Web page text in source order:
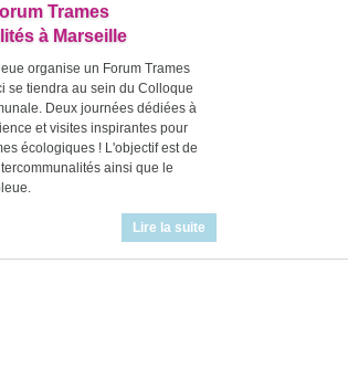
Trames
à Marseille
organise un Forum Trames
se tiendra au sein du Colloque
Deux journées dédiées à
et visites inspirantes pour
écologiques ! L'objectif est de
ainsi que le
Lire la suite